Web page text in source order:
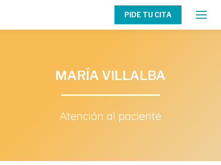
PIDE TU CITA
MARÍA VILLALBA
Atención al paciente